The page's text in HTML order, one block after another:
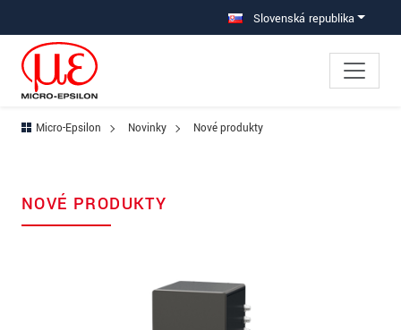
Prejdite priamo na hlavnú navigáciu Slovenská republika
Micro-Epsilon Novinky Nové produkty
NOVÉ PRODUKTY